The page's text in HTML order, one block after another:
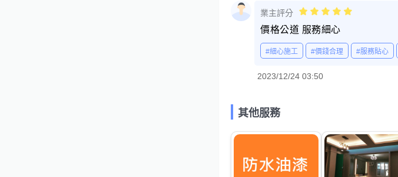
業主評分
價格公道 服務細心
#細心施工 #價錢合理 #服務貼心
2023/12/24 03:50
其他服務